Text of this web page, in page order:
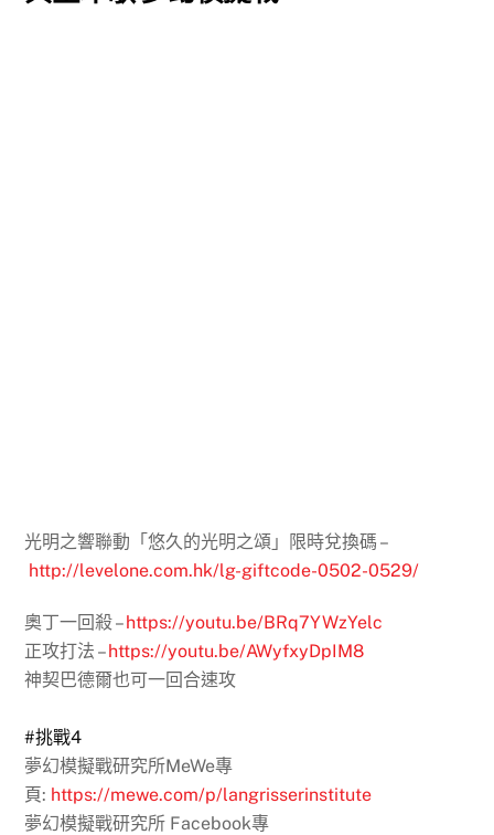
光明之響聯動「悠久的光明之頌」限時兌換碼 –
http://levelone.com.hk/lg-giftcode-0502-0529/
奧丁一回殺 –https://youtu.be/BRq7YWzYelc
正攻打法 –https://youtu.be/AWyfxyDpIM8
神契巴德爾也可一回合速攻
#挑戰4
夢幻模擬戰研究所MeWe專
頁: https://mewe.com/p/langrisserinstitute
夢幻模擬戰研究所 Facebook專